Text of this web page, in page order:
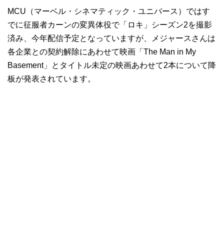
MCU（マーベル・シネマティック・ユニバース）ではす
でに征服者カーンの変異体役で「ロキ」シーズン2を撮影
済み、今年配信予定となっていますが、メジャースさんは
各企業との契約解除にあわせて映画「The Man in My
Basement」とタイトル未定の映画あわせて2本について降
板が発表されています。